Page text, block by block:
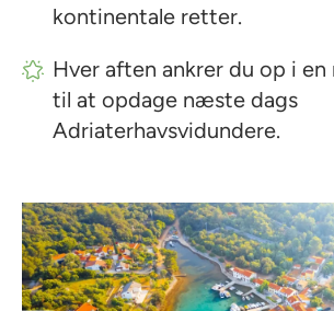
kontinentale retter.
Hver aften ankrer du op i en
til at opdage næste dags
Adriaterhavsvidundere.